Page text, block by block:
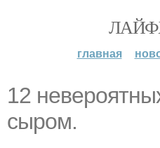
главная
12
сыром.